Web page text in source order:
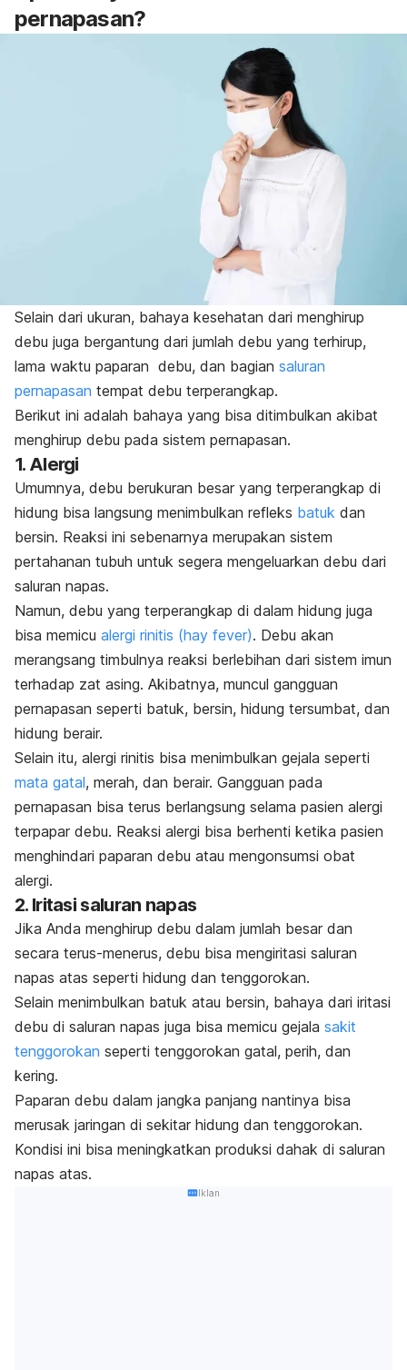
pernapasan?
Selain dari ukuran, bahaya kesehatan dari menghirup
debu juga bergantung dari jumlah debu yang terhirup,
lama waktu paparan debu, dan bagian saluran
pernapasan tempat debu terperangkap.
Berikut ini adalah bahaya yang bisa ditimbulkan akibat
menghirup debu pada sistem pernapasan.
1. Alergi
Umumnya, debu berukuran besar yang terperangkap di
hidung bisa langsung menimbulkan refleks batuk dan
bersin. Reaksi ini sebenarnya merupakan sistem
pertahanan tubuh untuk segera mengeluarkan debu dari
saluran napas.
Namun, debu yang terperangkap di dalam hidung juga
bisa memicu alergi rinitis (hay fever). Debu akan
merangsang timbulnya reaksi berlebihan dari sistem imun
terhadap zat asing. Akibatnya, muncul gangguan
pernapasan seperti batuk, bersin, hidung tersumbat, dan
hidung berair.
Selain itu, alergi rinitis bisa menimbulkan gejala seperti
mata gatal, merah, dan berair. Gangguan pada
pernapasan bisa terus berlangsung selama pasien alergi
terpapar debu. Reaksi alergi bisa berhenti ketika pasien
menghindari paparan debu atau mengonsumsi obat
alergi.
2. Iritasi saluran napas
Jika Anda menghirup debu dalam jumlah besar dan
secara terus-menerus, debu bisa mengiritasi saluran
napas atas seperti hidung dan tenggorokan.
Selain menimbulkan batuk atau bersin, bahaya dari iritasi
debu di saluran napas juga bisa memicu gejala sakit
tenggorokan seperti tenggorokan gatal, perih, dan
kering.
Paparan debu dalam jangka panjang nantinya bisa
merusak jaringan di sekitar hidung dan tenggorokan.
Kondisi ini bisa meningkatkan produksi dahak di saluran
napas atas.
Iklan